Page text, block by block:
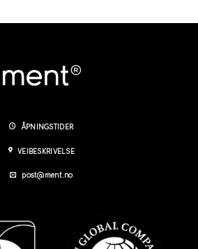
ÅPNINGSTIDER
VEIBESKRIVELSE
post@ment.no